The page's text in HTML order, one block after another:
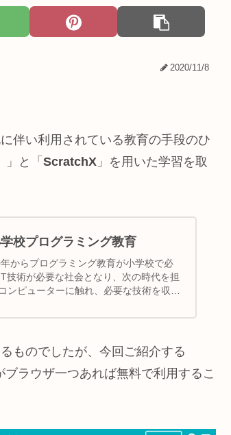
2020/11/8
伴い利用されている教育の手段のひ
」と「 ScratchX 」を用いた学習を取
校プログラミング教育
からプログラミング教育が小学校で必
技術が必要な社会となり、次の時代を担
ピューターに触れ、必要な技術を収め
ものでしたが、今回ご紹介する
ラウザ一つあれば無料で利用するこ